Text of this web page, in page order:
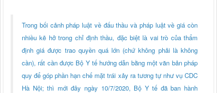
Trong bối cảnh pháp luật về đấu thầu và pháp luật về giá còn
nhiều kẽ hở trong chỉ định thầu, đặc biệt là vai trò của thẩm
định giá được trao quyền quá lớn (chứ không phải là không
cần), rất cần được Bộ Y tế hướng dẫn bằng một văn bản pháp
quy để góp phần hạn chế mặt trái xảy ra tương tự như vụ CDC
Hà Nội; thì mới đây ngày 10/7/2020, Bộ Y tế đã ban hành